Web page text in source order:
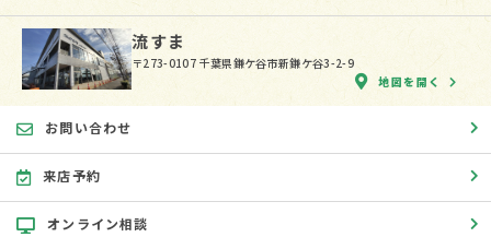
流すま
〒273-0107 千葉県鎌ケ谷市新鎌ケ谷3-2-9
地図を開く
お問い合わせ
来店予約
オンライン相談